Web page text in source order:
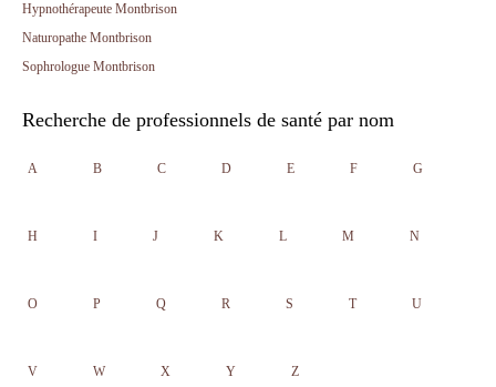
Hypnothérapeute Montbrison
Naturopathe Montbrison
Sophrologue Montbrison
Recherche de professionnels de santé par nom
A B C D E F G
H I J K L M N
O P Q R S T U
V W X Y Z